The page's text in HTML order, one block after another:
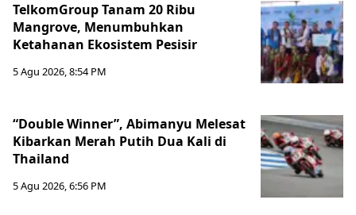
TelkomGroup Tanam 20 Ribu
Mangrove, Menumbuhkan
Ketahanan Ekosistem Pesisir
5 Agu 2026, 8:54 PM
“Double Winner”, Abimanyu Melesat
Kibarkan Merah Putih Dua Kali di
Thailand
5 Agu 2026, 6:56 PM